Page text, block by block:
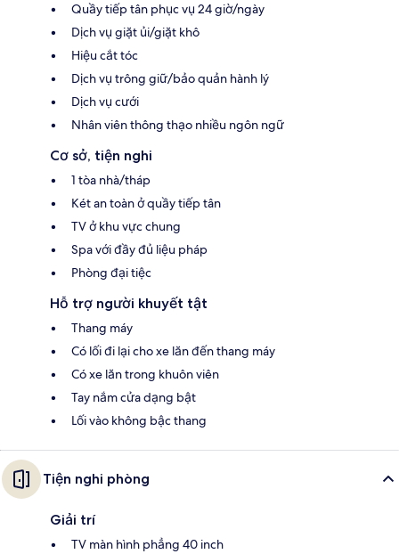
Quầy tiếp tân phục vụ 24 giờ/ngày
Dịch vụ giặt ủi/giặt khô
Hiệu cắt tóc
Dịch vụ trông giữ/bảo quản hành lý
Dịch vụ cưới
Nhân viên thông thạo nhiều ngôn ngữ
Cơ sở, tiện nghi
1 tòa nhà/tháp
Két an toàn ở quầy tiếp tân
TV ở khu vực chung
Spa với đầy đủ liệu pháp
Phòng đại tiệc
Hỗ trợ người khuyết tật
Thang máy
Có lối đi lại cho xe lăn đến thang máy
Có xe lăn trong khuôn viên
Tay nắm cửa dạng bật
Lối vào không bậc thang
Tiện nghi phòng
Giải trí
TV màn hình phẳng 40 inch